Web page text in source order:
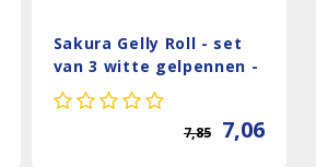
Sakura Gelly Roll - set
van 3 witte gelpennen -
05, 08, 10
7,85 7,06